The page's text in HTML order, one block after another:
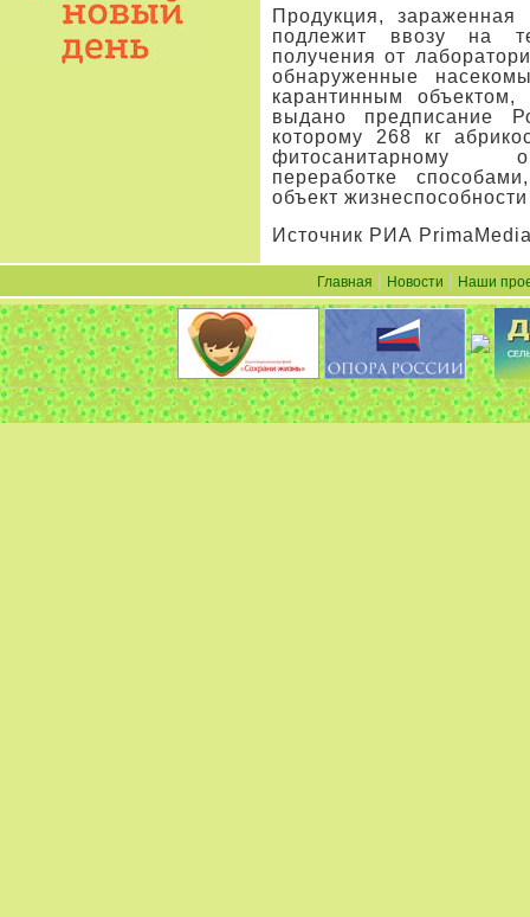
Продукция, зараженная
подлежит ввозу на
получения от
обнаруженные
карантинным
выдано предписание
которому 268 кг
фитосанитарному
переработке
объект
Источник РИА
Главная Новости Наши